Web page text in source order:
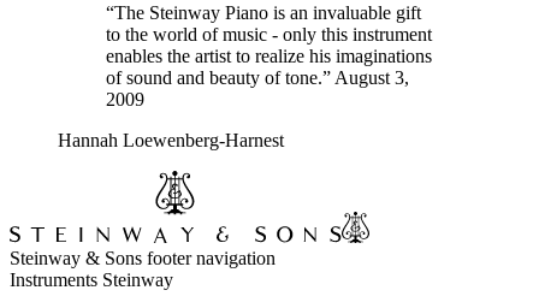
“The Steinway Piano is an invaluable gift
to the world of music - only this instrument
enables the artist to realize his imaginations
of sound and beauty of tone.” August 3,
2009
Hannah Loewenberg-Harnest
Steinway & Sons footer navigation
Instruments Steinway